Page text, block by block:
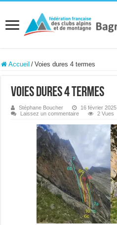
Accueil / Voies dures 4 termes
Voies dures 4 termes
Stéphane Boucher
16 février 2025
Laissez un commentaire
2 Vues